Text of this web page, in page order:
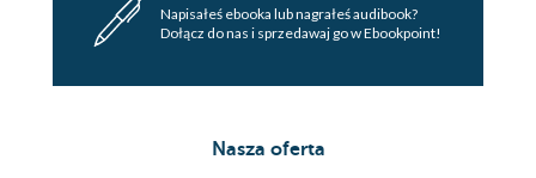
Napisałeś ebooka lub nagrałeś audibook?
Dołącz do nas i sprzedawaj go w Ebookpoint!
Nasza oferta